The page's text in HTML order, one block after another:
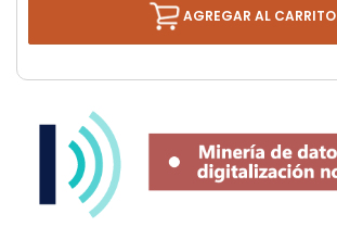
AGREGAR AL CARRITO